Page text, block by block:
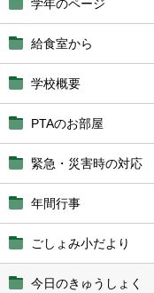
学年のページ
給食室から
学校概要
PTAのお部屋
緊急・災害時の対応
年間行事
ごしょみ小だより
今日のきゅうしょく